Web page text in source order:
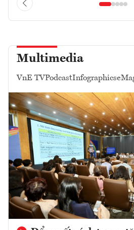
Multimedia
VnE TVPodcastInfographics